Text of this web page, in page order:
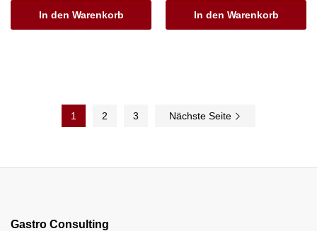
In den Warenkorb In den Warenkorb
1 2 3 Nächste Seite
Gastro Consulting